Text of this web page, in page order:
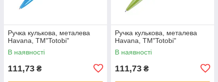
Ручка кулькова, металева
Havana, ТМ"Totobi"
В наявності
111,73 ₴
Ручка кулькова, металева
Havana, ТМ"Totobi"
В наявності
111,73 ₴